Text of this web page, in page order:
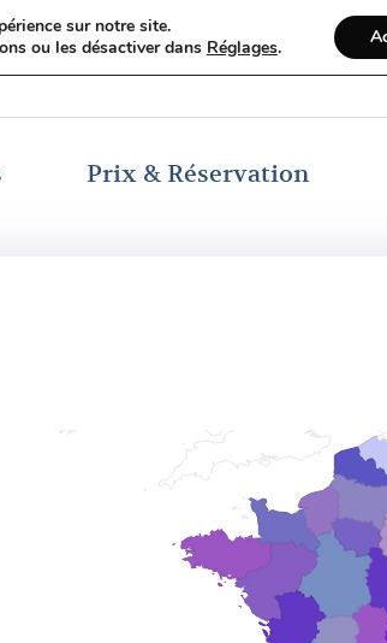
Prix & Réservation
sur notre site.
ou les désactiver dans Réglages.